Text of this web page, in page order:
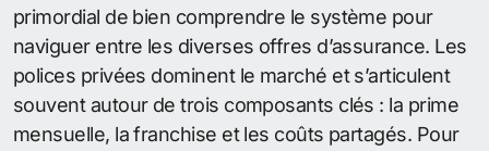
primordial de bien comprendre le système pour
naviguer entre les diverses offres d’assurance. Les
polices privées dominent le marché et s’articulent
souvent autour de trois composants clés : la prime
mensuelle, la franchise et les coûts partagés. Pour